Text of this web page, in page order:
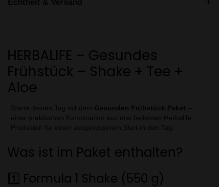
Echtheit & Versand
HERBALIFE – Gesundes
Frühstück – Shake + Tee +
Aloe
Starte deinen Tag mit dem Gesunden Frühstück Paket
einer praktischen Kombination aus drei beliebten Herbalife
Produkten für einen ausgewogenen Start in den Tag.
Was ist im Paket enthalten?
1️⃣ Formula 1 Shake (550 g)